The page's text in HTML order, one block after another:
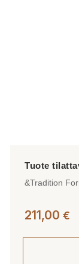
&Tradition
211,00 €